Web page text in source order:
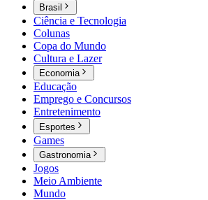
Brasil
Ciência e Tecnologia
Colunas
Copa do Mundo
Cultura e Lazer
Economia
Educação
Emprego e Concursos
Entretenimento
Esportes
Games
Gastronomia
Jogos
Meio Ambiente
Mundo